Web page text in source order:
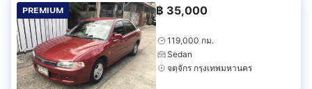
PREMIUM ฿ 35,000
119,000 กม.
Sedan
จตุจักร กรุงเทพมหานคร